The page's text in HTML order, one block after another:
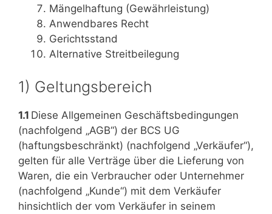
Mängelhaftung (Gewährleistung)
Anwendbares Recht
Gerichtsstand
Alternative Streitbeilegung
1) Geltungsbereich
1.1 Diese Allgemeinen Geschäftsbedingungen
(nachfolgend „AGB“) der BCS UG
(haftungsbeschränkt) (nachfolgend „Verkäufer“),
gelten für alle Verträge über die Lieferung von
Waren, die ein Verbraucher oder Unternehmer
(nachfolgend „Kunde“) mit dem Verkäufer
hinsichtlich der vom Verkäufer in seinem